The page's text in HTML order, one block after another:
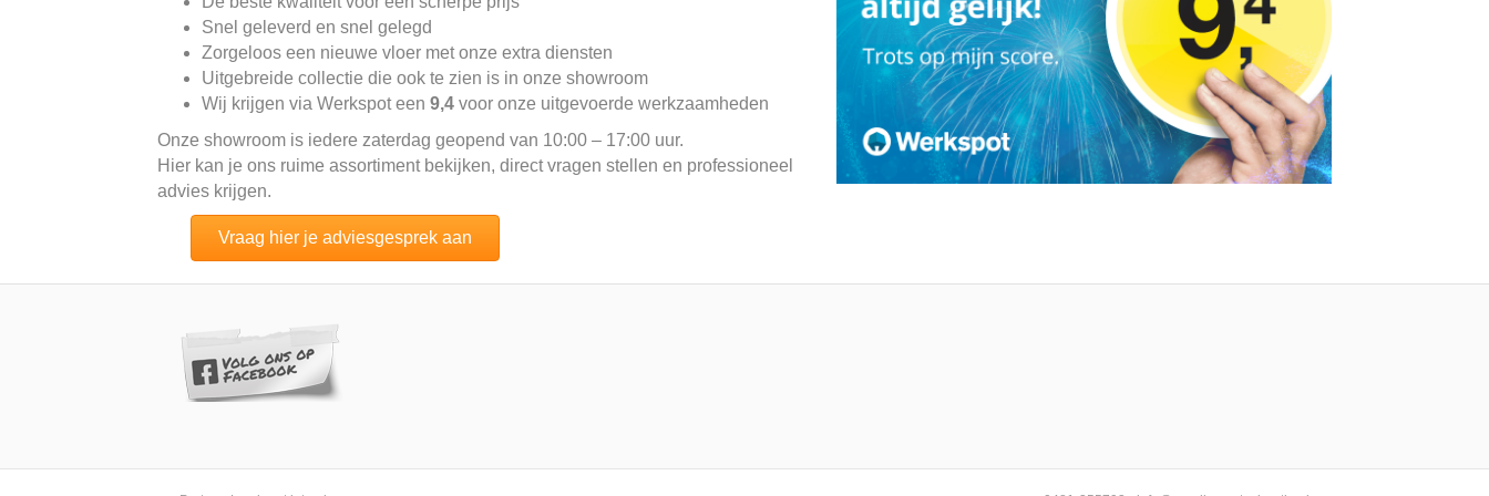
Snel geleverd en snel gelegd
Zorgeloos een nieuwe vloer met onze extra diensten
Uitgebreide collectie die ook te zien is in onze showroom
Wij krijgen via Werkspot een 9,4 voor onze uitgevoerde werkzaamheden
Onze showroom is iedere zaterdag geopend van 10:00 – 17:00 uur.
Hier kan je ons ruime assortiment bekijken, direct vragen stellen en professioneel
advies krijgen.
Vraag hier je adviesgesprek aan